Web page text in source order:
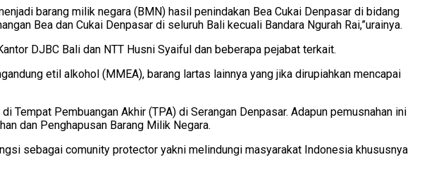
barang milik negara (BMN) hasil penindakan Bea Cukai Denpasar di bidang
Bea dan Cukai Denpasar di seluruh Bali kecuali Bandara Ngurah Rai,”urainya.
DJBC Bali dan NTT Husni Syaiful dan beberapa pejabat terkait.
etil alkohol (MMEA), barang lartas lainnya yang jika dirupiahkan mencapai
Pembuangan Akhir (TPA) di Serangan Denpasar. Adapun pemusnahan ini
dan Penghapusan Barang Milik Negara.
sebagai comunity protector yakni melindungi masyarakat Indonesia khususnya